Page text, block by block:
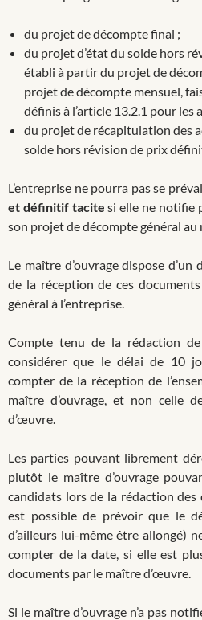
du projet de décompte final ;
du projet d’état du solde hors
établi à partir du projet de
projet de décompte mensuel,
définis à l’article 13.2.1 pour les
du projet de récapitulation des
solde hors révision de prix
L’entreprise ne pourra pas se
et définitif tacite si elle ne notifie
son projet de décompte général au
Le maître d’ouvrage dispose
de la réception de ces
général à l’entreprise.
Compte tenu de la rédaction
considérer que le délai de 10
compter de la réception de
maître d’ouvrage, et non celle
d’œuvre.
Les parties pouvant librement
plutôt le maître d’ouvrage
candidats lors de la rédaction
est possible de prévoir que le
d’ailleurs lui-même être allongé)
compter de la date, si elle est
documents par le maître d’œuvre.
Si le maître d’ouvrage n’a pas